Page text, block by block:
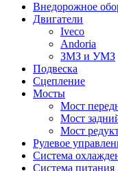
Внедорожное
Двигатели
Iveco
Andoria
ЗМЗ и УМЗ
Подвеска
Сцепление
Мосты
Мост
Мост
Мост
Рулевое
Система
Система питания